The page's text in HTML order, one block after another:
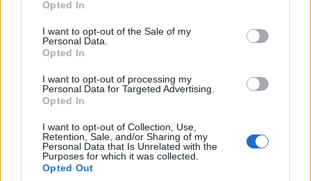
use your data for below specified purposes in below Google
consent section.
Opted In
I want to opt-out of the Sale of my
Personal Data.
Opted In
I want to opt-out of processing my
Personal Data for Targeted Advertising.
Opted In
I want to opt-out of Collection, Use,
Retention, Sale, and/or Sharing of my
Personal Data that Is Unrelated with the
Purposes for which it was collected.
Opted Out
στόχαστρο επιθέσεων. Ταυτόχρονα, κακόβουλοι
παράγοντες αξιοποιούν τις τεχνολογικές εξελίξεις για
να εξελίσσουν διαρκώς τις τακτικές τους.
Martin Talian, Διευθύνων Σύμβουλος Εταιρικών
Λύσεων της ESET, τοποθετήθηκε επισήμως για τη
αντιμέτωποι με αυξανόμενες απειλές στον
κυβερνοχώρο, οι οποίες επιδιώκουν να υπονομεύσουν
τις κοινωνίες μας και να αμφισβητήσουν τις αξίες